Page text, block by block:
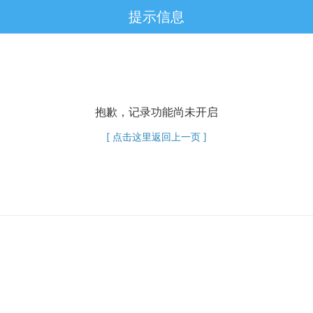
提示信息
抱歉，记录功能尚未开启
[ 点击这里返回上一页 ]